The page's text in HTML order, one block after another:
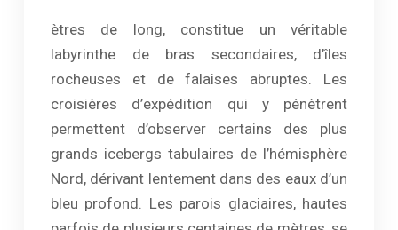
ètres de long, constitue un véritable
labyrinthe de bras secondaires, d’îles
rocheuses et de falaises abruptes. Les
croisières d’expédition qui y pénètrent
permettent d’observer certains des plus
grands icebergs tabulaires de l’hémisphère
Nord, dérivant lentement dans des eaux d’un
bleu profond. Les parois glaciaires, hautes